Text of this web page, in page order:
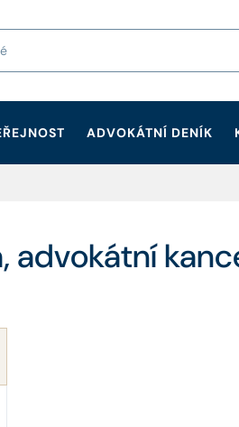
ADVOKÁTNÍ DENÍK
advokátní